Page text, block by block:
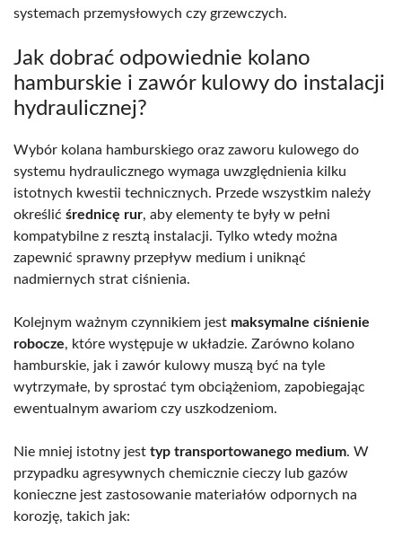
systemach przemysłowych czy grzewczych.
Jak dobrać odpowiednie kolano
hamburskie i zawór kulowy do instalacji
hydraulicznej?
Wybór kolana hamburskiego oraz zaworu kulowego do
systemu hydraulicznego wymaga uwzględnienia kilku
istotnych kwestii technicznych. Przede wszystkim należy
określić średnicę rur, aby elementy te były w pełni
kompatybilne z resztą instalacji. Tylko wtedy można
zapewnić sprawny przepływ medium i uniknąć
nadmiernych strat ciśnienia.
Kolejnym ważnym czynnikiem jest maksymalne ciśnienie
robocze, które występuje w układzie. Zarówno kolano
hamburskie, jak i zawór kulowy muszą być na tyle
wytrzymałe, by sprostać tym obciążeniom, zapobiegając
ewentualnym awariom czy uszkodzeniom.
Nie mniej istotny jest typ transportowanego medium. W
przypadku agresywnych chemicznie cieczy lub gazów
konieczne jest zastosowanie materiałów odpornych na
korozję, takich jak: